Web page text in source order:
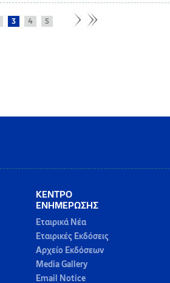
3 4 5
ΚΕΝΤΡΟ
ΕΝΗΜΕΡΩΣΗΣ
Εταιρικά Νέα
Εταιρικές Εκδόσεις
Αρχείο Εκδόσεων
Media Gallery
Email Notice